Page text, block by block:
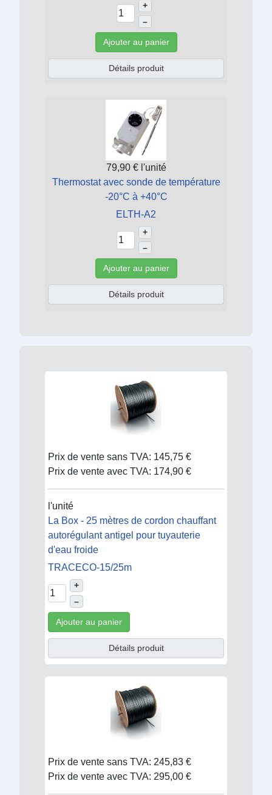
+
–
Ajouter au panier
Détails produit
79,90 € l'unité
Thermostat avec sonde de température
-20°C à +40°C
ELTH-A2
+
–
Ajouter au panier
Détails produit
Prix de vente sans TVA: 145,75 €
Prix de vente avec TVA: 174,90 €
l'unité
La Box - 25 mètres de cordon chauffant
autorégulant antigel pour tuyauterie
d'eau froide
TRACECO-15/25m
+
–
Ajouter au panier
Détails produit
Prix de vente sans TVA: 245,83 €
Prix de vente avec TVA: 295,00 €